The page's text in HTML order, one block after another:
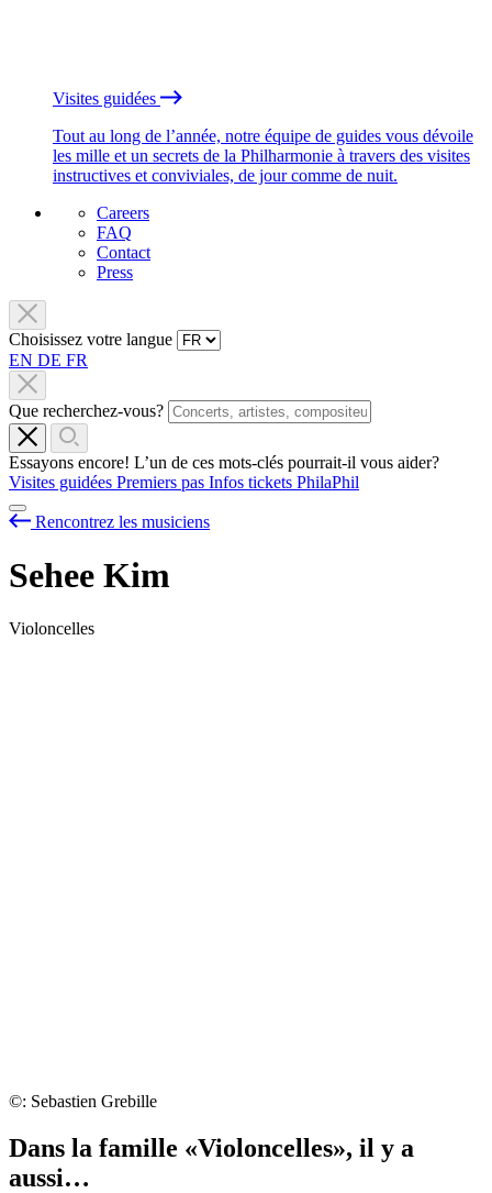
Visites guidées
Tout au long de l’année, notre équipe de guides vous dévoile
les mille et un secrets de la Philharmonie à travers des visites
instructives et conviviales, de jour comme de nuit.
Careers
FAQ
Contact
Press
Choisissez votre langue
EN DE FR
Que recherchez-vous?
Essayons encore! L’un de ces mots-clés pourrait-il vous aider?
Visites guidées Premiers pas Infos tickets PhilaPhil
Rencontrez les musiciens
Sehee Kim
Violoncelles
©: Sebastien Grebille
Dans la famille «Violoncelles», il y a
aussi…